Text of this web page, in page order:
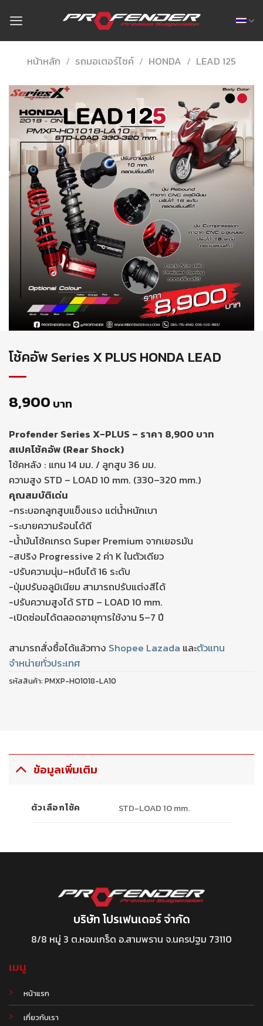
content
หน้าหลัก / รถมอเตอร์ไซค์ / HONDA / LEAD 125
โช้คอัพ Series X PLUS HONDA LEAD
8,900 บาท
Profender Series X-PLUS – ราคา 8,900 บาท
สเปคโช้คอัพ (Rear Shock)
โช้คหลัง : แกน 14 มม. / ลูกสูบ 36 มม.
ความสูง STD – LOAD 10 mm. (330–320 mm.)
คุณสมบัติเด่น
-กระบอกลูกสูบแข็งแรง แต่น้ำหนักเบา
-ระบายความร้อนได้ดี
-น้ำมันโช้คเกรด Super Premium จากเยอรมัน
-สปริง Progressive 2 ค่า K ในตัวเดียว
-ปรับความนุ่ม–หนึบได้ 16 ระดับ
-ปุ่มปรับอลูมิเนียม สามารถปรับแต่งสีได้
-ปรับความสูงได้ STD – LOAD 10 mm.
-เปิดซ่อมได้ตลอดอายุการใช้งาน 5–7 ปี
สามารถสั่งซื้อได้แล้วทาง Shopee Lazada และตัวแทน
จำหน่ายทั่วประเทศ
รหัสสินค้า:PMXP-HO1018-LA10
ข้อมูลเพิ่มเติม
ตัวเลือกโช้ค STD-LOAD 10 mm.
บริษัท โปรเฟนเดอร์ จำกัด
8/8 หมู่ 3 ต.หอมเกร็ด อ.สามพราน จ.นครปฐม 73110
เมนู
หน้าแรก
เกี่ยวกับเรา